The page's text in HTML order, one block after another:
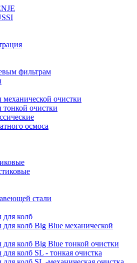
фильтрам
очистки
очистки
осмоса
стали
колб
колб Big Blue механической
колб Big Blue тонкой очистки
колб SL - тонкая очистка